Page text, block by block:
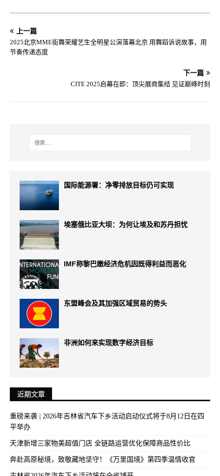
上一篇
2025北京MME街舞荣耀艺生全明星公演落幕北京 用舞蹈诉说故事，用
节奏传递态度
下一篇
CITE 2025启幕在即：顶尖展商集结 见证巅峰时刻
国际能源署：净零排放目标仍可实现
埃塞俄比亚大坝：为何让埃及和苏丹担忧
IMF称黎巴嫩经济危机因既得利益而恶化
东盟峰会及其加强区域贸易的势头
非洲如何来实现数字经济目标
近期文章
重磅来袭 | 2026年吉林省汽车下乡活动启动仪式将于8月12日在四
平举办
天津新增三家物美超值门店 全链路运营优化保障商品性价比
奔赴高原秘境，致敬藏地坚守！《万里国境》第四季温情收官